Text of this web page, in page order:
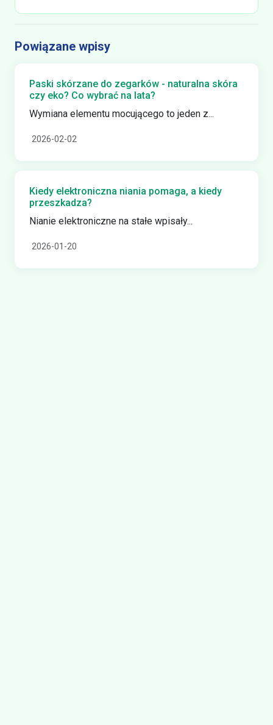
Powiązane wpisy
Paski skórzane do zegarków - naturalna skóra
czy eko? Co wybrać na lata?
Wymiana elementu mocującego to jeden z...
2026-02-02
Kiedy elektroniczna niania pomaga, a kiedy
przeszkadza?
Nianie elektroniczne na stałe wpisały...
2026-01-20